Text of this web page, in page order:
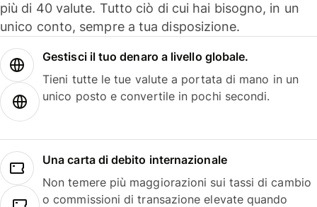
più di 40 valute. Tutto ciò di cui hai bisogno, in un
unico conto, sempre a tua disposizione.
Gestisci il tuo denaro a livello globale.
Tieni tutte le tue valute a portata di mano in un
unico posto e convertile in pochi secondi.
Una carta di debito internazionale
Non temere più maggiorazioni sui tassi di cambio
o commissioni di transazione elevate quando